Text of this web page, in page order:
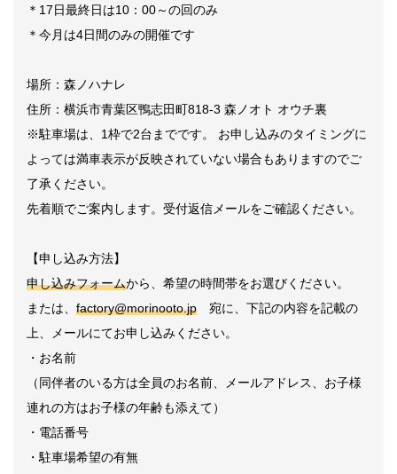
＊17日最終日は10：00～の回のみ
＊今月は4日間のみの開催です
場所：森ノハナレ
住所：横浜市青葉区鴨志田町818-3 森ノオト オウチ裏
※駐車場は、1枠で2台までです。 お申し込みのタイミングに
よっては満車表示が反映されていない場合もありますのでご
了承ください。
先着順でご案内します。受付返信メールをご確認ください。
【申し込み方法】
申し込みフォームから、希望の時間帯をお選びください。
または、 factory@morinooto.jp 宛に、下記の内容を記載の
上、メールにてお申し込みください。
・お名前
（同伴者のいる方は全員のお名前、メールアドレス、お子様
連れの方はお子様の年齢も添えて）
・電話番号
・駐車場希望の有無